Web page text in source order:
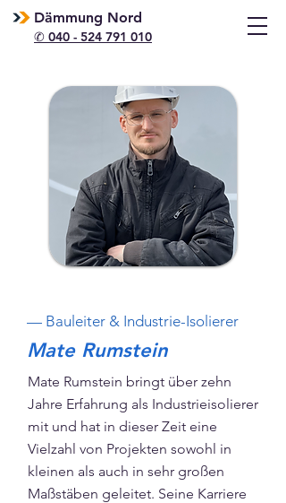
Dämmung Nord
✆ 040 - 524 791 010
— Bauleiter & Industrie-Isolierer
Mate Rumstein
Mate Rumstein bringt über zehn
Jahre Erfahrung als Industrieisolierer
mit und hat in dieser Zeit eine
Vielzahl von Projekten sowohl in
kleinen als auch in sehr großen
Maßstäben geleitet. Seine Karriere